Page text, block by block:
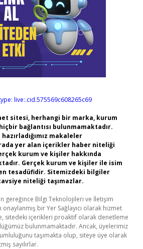
live:.cid.575569c608265c69
sitesi, herhangi bir marka, kurum
bağlantısı bulunmamaktadır.
makaleler
yer alan içerikler haber niteliği
kurum ve kişiler hakkında
Gerçek kurum ve kişiler ile isim
tesadüfidir. Sitemizdeki bilgiler
niteliği taşımazlar.
gereğince Bilgi Teknolojileri ve İletişim
onaylanmış bir Yer Sağlayıcı olarak hizmet
sitedeki içerikleri proaktif olarak denetleme
bulunmamaktadır. Ancak, üyelerimiz
taşımakta olup, siteye üye olarak
sayılırlar.